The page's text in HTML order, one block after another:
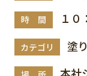
時 間 １０
カテゴリ 塗